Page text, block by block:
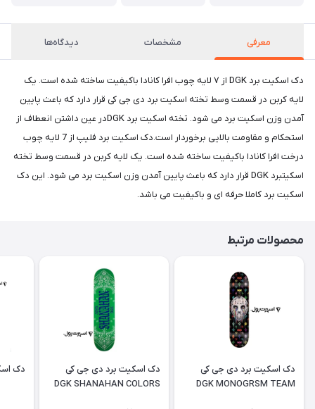
معرفی مشخصات دیدگاه‌ها
دک اسکیت برد DGK از ۷ لایه چوب افرا کانادا باکیفیت ساخته شده است. یک
لایه کربن در قسمت وسط تخته اسکیت برد دی جی کی قرار دارد که باعث پایین
آمدن وزن اسکیت برد می شود. تخته اسکیت برد DGKدر عین داشتن انعطاف از
استحکام و مقاومت بالایی برخوردار است.دک اسکیت برد فلیپ از 7 لایه چوب
درخت افرا کانادا باکیفیت ساخته شده است. یک لایه کربن در قسمت وسط تخته
اسکیتبرد DGK قرار دارد که باعث پایین آمدن وزن اسکیت برد می شود. این دک
اسکیت برد کاملا حرفه ای و باکیفیت می باشد.
محصولات مرتبط
دک اسکیت برد دی جی کی
DGK MONOGRSM TEAM
دک اسکیت برد دی جی کی
DGK SHANAHAN COLORS
دک